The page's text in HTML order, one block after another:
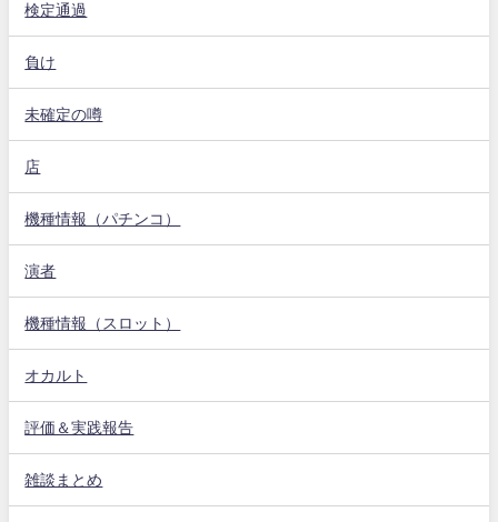
検定通過
負け
未確定の噂
店
機種情報（パチンコ）
演者
機種情報（スロット）
オカルト
評価＆実践報告
雑談まとめ